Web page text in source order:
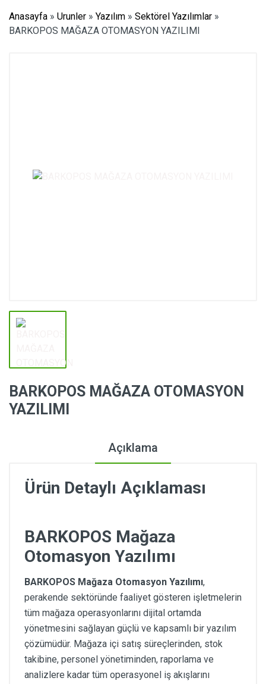
Anasayfa » Urunler » Yazılım » Sektörel Yazılımlar »
BARKOPOS MAĞAZA OTOMASYON YAZILIMI
BARKOPOS MAĞAZA OTOMASYON
YAZILIMI
Açıklama
Ürün Detaylı Açıklaması
BARKOPOS Mağaza
Otomasyon Yazılımı
BARKOPOS Mağaza Otomasyon Yazılımı,
perakende sektöründe faaliyet gösteren işletmelerin
tüm mağaza operasyonlarını dijital ortamda
yönetmesini sağlayan güçlü ve kapsamlı bir yazılım
çözümüdür. Mağaza içi satış süreçlerinden, stok
takibine, personel yönetiminden, raporlama ve
analizlere kadar tüm operasyonel iş akışlarını